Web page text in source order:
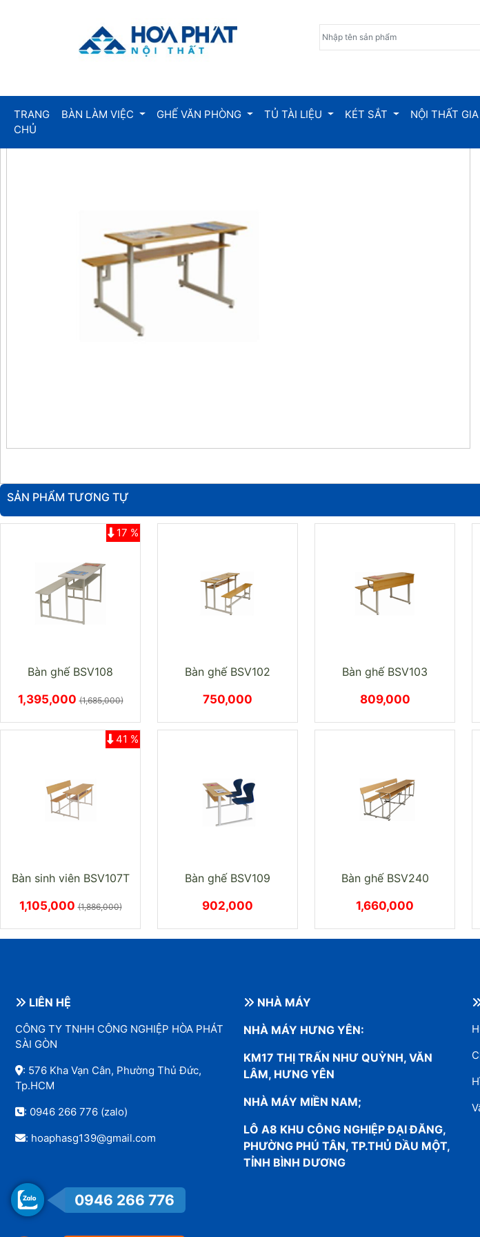
TRANG
CHỦ
BÀN LÀM VIỆC GHẾ VĂN PHÒNG TỦ TÀI LIỆU KÉT SẮT NỘI THẤT
SẢN PHẨM TƯƠNG TỰ
Bàn ghế BSV108
17 %
1,395,000(1,685,000)
Bàn ghế BSV102
750,000
Bàn ghế BSV103
809,000
Bàn sinh viên BSV107T
41 %
1,105,000(1,886,000)
Bàn ghế BSV109
902,000
Bàn ghế BSV240
1,660,000
0946 266 776
LIÊN HỆ
CÔNG TY TNHH CÔNG NGHIỆP HÒA PHÁT
SÀI GÒN
: 576 Kha Vạn Cân, Phường Thủ Đức,
Tp.HCM
: 0946 266 776 (zalo)
: hoaphasg139@gmail.com
NHÀ MÁY
NHÀ MÁY HƯNG YÊN:
KM17 THỊ TRẤN NHƯ QUỲNH, VĂN
LÂM, HƯNG YÊN
NHÀ MÁY MIỀN NAM;
LÔ A8 KHU CÔNG NGHIỆP ĐẠI ĐĂNG,
PHƯỜNG PHÚ TÂN, TP.THỦ DẦU MỘT,
TỈNH BÌNH DƯƠNG